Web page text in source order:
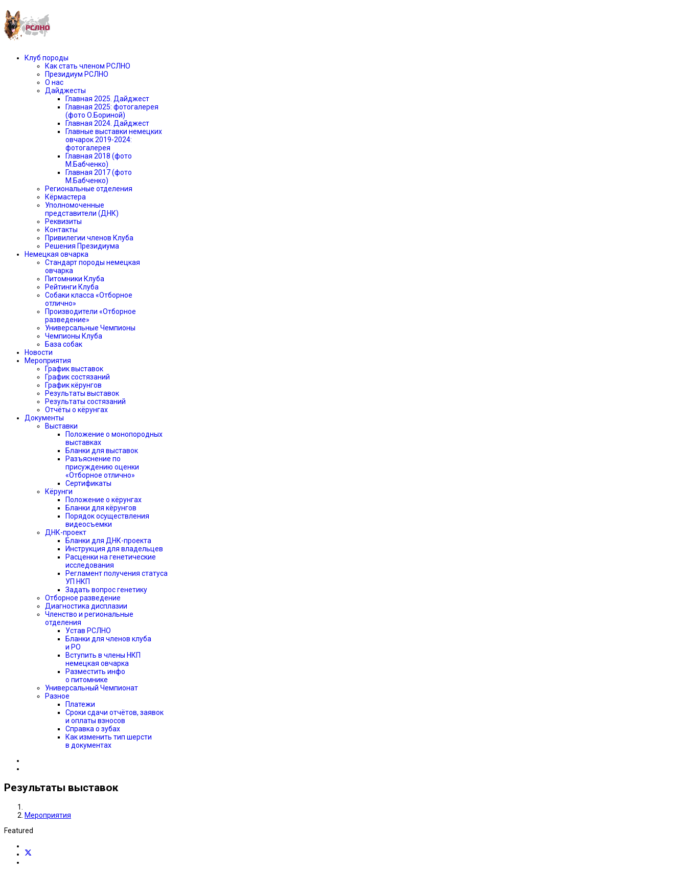
Клуб породы
Как стать членом РСЛНО
Президиум РСЛНО
О нас
Дайджесты
Главная 2025. Дайджест
Главная 2025: фотогалерея
(фото О.Бориной)
Главная 2024. Дайджест
Главные выставки немецких
овчарок 2019-2024:
фотогалерея
Главная 2018 (фото
М.Бабченко)
Главная 2017 (фото
М.Бабченко)
Региональные отделения
Кёрмастера
Уполномоченные
представители (ДНК)
Реквизиты
Контакты
Привилегии членов Клуба
Решения Президиума
Немецкая овчарка
Стандарт породы немецкая
овчарка
Питомники Клуба
Рейтинги Клуба
Собаки класса «Отборное
отлично»
Производители «Отборное
разведение»
Универсальные Чемпионы
Чемпионы Клуба
База собак
Новости
Мероприятия
График выставок
График состязаний
График кёрунгов
Результаты выставок
Результаты состязаний
Отчёты о кёрунгах
Документы
Выставки
Положение о монопородных
выставках
Бланки для выставок
Разъяснение по
присуждению оценки
«Отборное отлично»
Сертификаты
Кёрунги
Положение о кёрунгах
Бланки для кёрунгов
Порядок осуществления
видеосъемки
ДНК-проект
Бланки для ДНК-проекта
Инструкция для владельцев
Расценки на генетические
исследования
Регламент получения статуса
УП НКП
Задать вопрос генетику
Отборное разведение
Диагностика дисплазии
Членство и региональные
отделения
Устав РСЛНО
Бланки для членов клуба
и РО
Вступить в члены НКП
немецкая овчарка
Разместить инфо
о питомнике
Универсальный Чемпионат
Разное
Платежи
Сроки сдачи отчётов, заявок
и оплаты взносов
Справка о зубах
Как изменить тип шерсти
в документах
Результаты выставок
Мероприятия
Featured